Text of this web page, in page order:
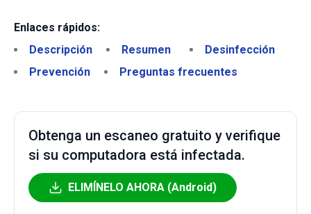
Enlaces rápidos:
Descripción
Resumen
Desinfección
Prevención
Preguntas frecuentes
Obtenga un escaneo gratuito y verifique
si su computadora está infectada.
ELIMÍNELO AHORA (Android)